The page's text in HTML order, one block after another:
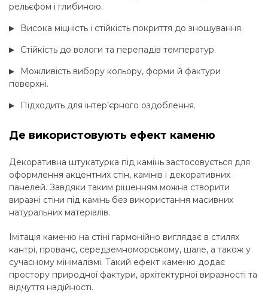
рельєфом і глибиною.
Висока міцність і стійкість покриття до зношування.
Стійкість до вологи та перепадів температур.
Можливість вибору кольору, форми й фактури
поверхні.
Підходить для інтер’єрного оздоблення.
Де використовують ефект каменю
Декоративна штукатурка під камінь застосовується для
оформлення акцентних стін, камінів і декоративних
панелей. Завдяки таким рішенням можна створити
виразні стіни під камінь без використання масивних
натуральних матеріалів.
Імітація каменю на стіні гармонійно виглядає в стилях
кантрі, прованс, середземноморському, шале, а також у
сучасному мінімалізмі. Такий ефект каменю додає
простору природної фактури, архітектурної виразності та
відчуття надійності.